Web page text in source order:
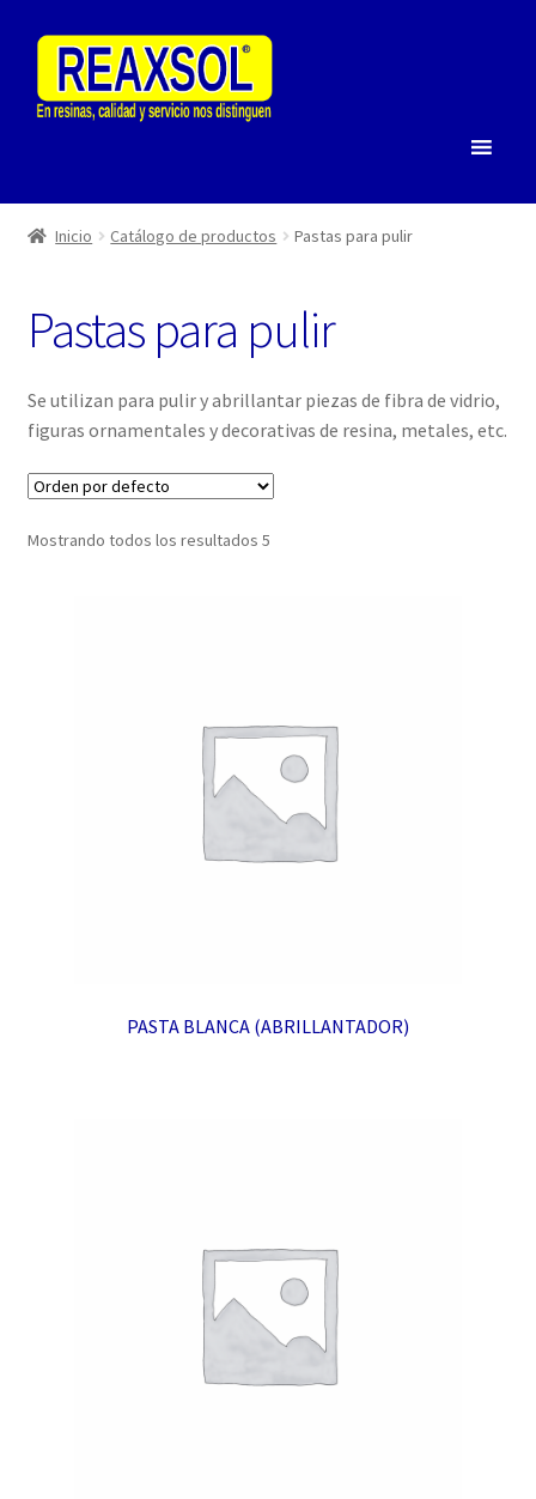
Saltar
navegación
Ir
contenido
Inicio Catálogo de productos Pastas para pulir
Pastas para pulir
Se utilizan para pulir y abrillantar piezas de fibra de vidrio,
figuras ornamentales y decorativas de resina, metales, etc.
Mostrando todos los resultados 5
PASTA BLANCA (ABRILLANTADOR)